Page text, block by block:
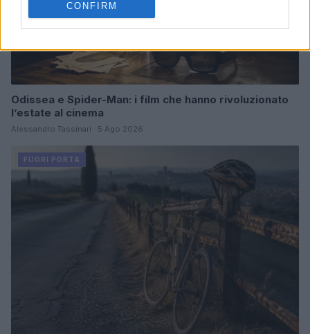
CONFIRM
Odissea e Spider-Man: i film che hanno rivoluzionato
l’estate al cinema
Alessandro Tassinari · 5 Ago 2026
FUORI PORTA